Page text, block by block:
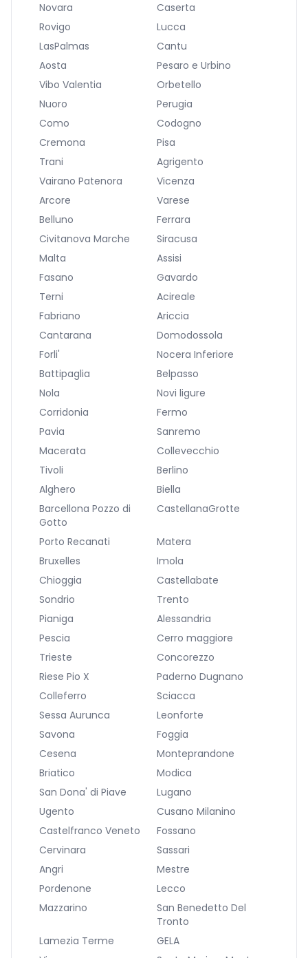
Novara
Caserta
Rovigo
Lucca
LasPalmas
Cantu
Aosta
Pesaro e Urbino
Vibo Valentia
Orbetello
Nuoro
Perugia
Como
Codogno
Cremona
Pisa
Trani
Agrigento
Vairano Patenora
Vicenza
Arcore
Varese
Belluno
Ferrara
Civitanova Marche
Siracusa
Malta
Assisi
Fasano
Gavardo
Terni
Acireale
Fabriano
Ariccia
Cantarana
Domodossola
Forli'
Nocera Inferiore
Battipaglia
Belpasso
Nola
Novi ligure
Corridonia
Fermo
Pavia
Sanremo
Macerata
Collevecchio
Tivoli
Berlino
Alghero
Biella
Barcellona Pozzo di
Gotto
CastellanaGrotte
Porto Recanati
Matera
Bruxelles
Imola
Chioggia
Castellabate
Sondrio
Trento
Pianiga
Alessandria
Pescia
Cerro maggiore
Trieste
Concorezzo
Riese Pio X
Paderno Dugnano
Colleferro
Sciacca
Sessa Aurunca
Leonforte
Savona
Foggia
Cesena
Monteprandone
Briatico
Modica
San Dona' di Piave
Lugano
Ugento
Cusano Milanino
Castelfranco Veneto
Fossano
Cervinara
Sassari
Angri
Mestre
Pordenone
Lecco
Mazzarino
San Benedetto Del
Tronto
Lamezia Terme
GELA